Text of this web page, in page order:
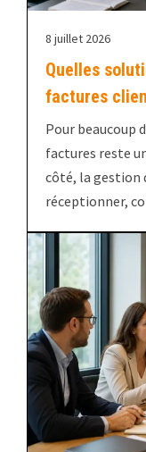
8 juillet 2026
Quelles
factures
Pour beaucoup
factures reste
côté, la gestion
réceptionner,